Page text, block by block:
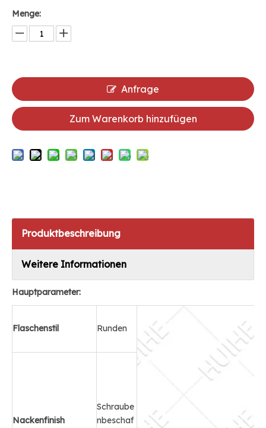
Menge:
Anfrage
Zum Warenkorb hinzufügen
Produktbeschreibung
Weitere Informationen
Hauptparameter:
Flaschenstil Runden
Nackenfinish
Schraube
nbeschaf